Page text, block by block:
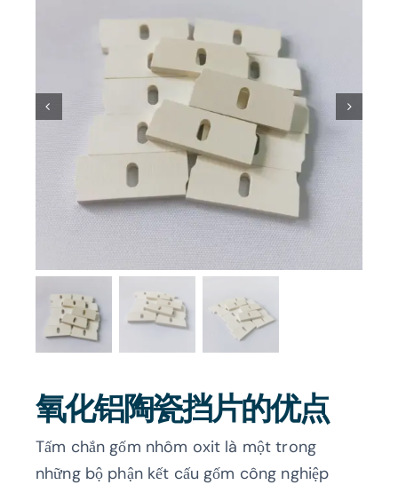
氧化铝陶瓷挡片的优点
Tấm chắn gốm nhôm oxit là một trong
những bộ phận kết cấu gốm công nghiệp